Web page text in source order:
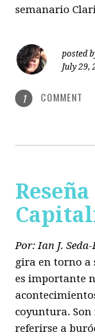
semanario
posted
July 29,
1 COMMENT
Por: Ian J.
gira en torno a
es importante
coyuntura.
referirse a